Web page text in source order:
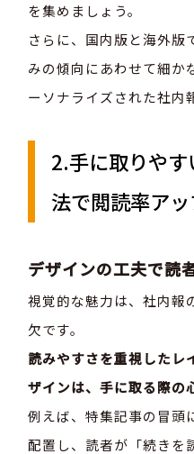
を集めましょう。
さらに、国内版と海外版
みの傾向にあわせて細か
ーソナライズされた社内
2.手に取りや
法で閲読率ア
デザインの工夫で読
視覚的な魅力は、社内報
欠です。
読みやすさを重視したレ
ザインは、手に取る際の
例えば、特集記事の冒頭
配置し、読者が「続きを